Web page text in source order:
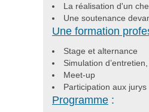
La réalisation d'un
Une soutenance
Une formation
Stage et alternance
Simulation
Meet-up
Participation aux jurys
Programme :